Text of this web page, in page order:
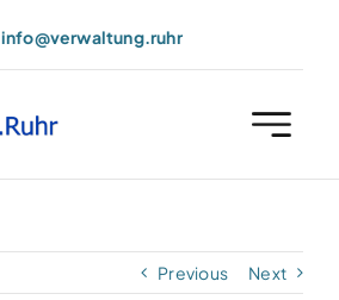
info@verwaltung.ruhr
Previous Next